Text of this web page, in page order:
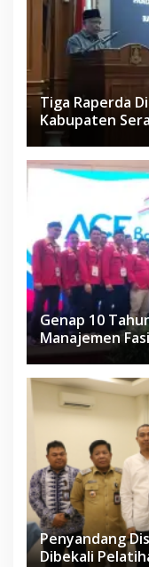
Tiga Raperda
Kabupaten
Genap 10
Manajemen
Penyandang
Dibekali